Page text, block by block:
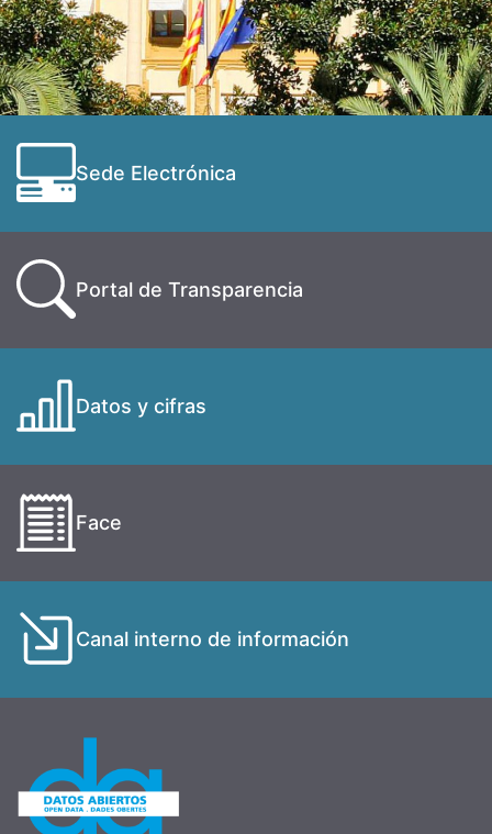
Sede Electrónica
Portal de Transparencia
Datos y cifras
Face
Canal interno de información